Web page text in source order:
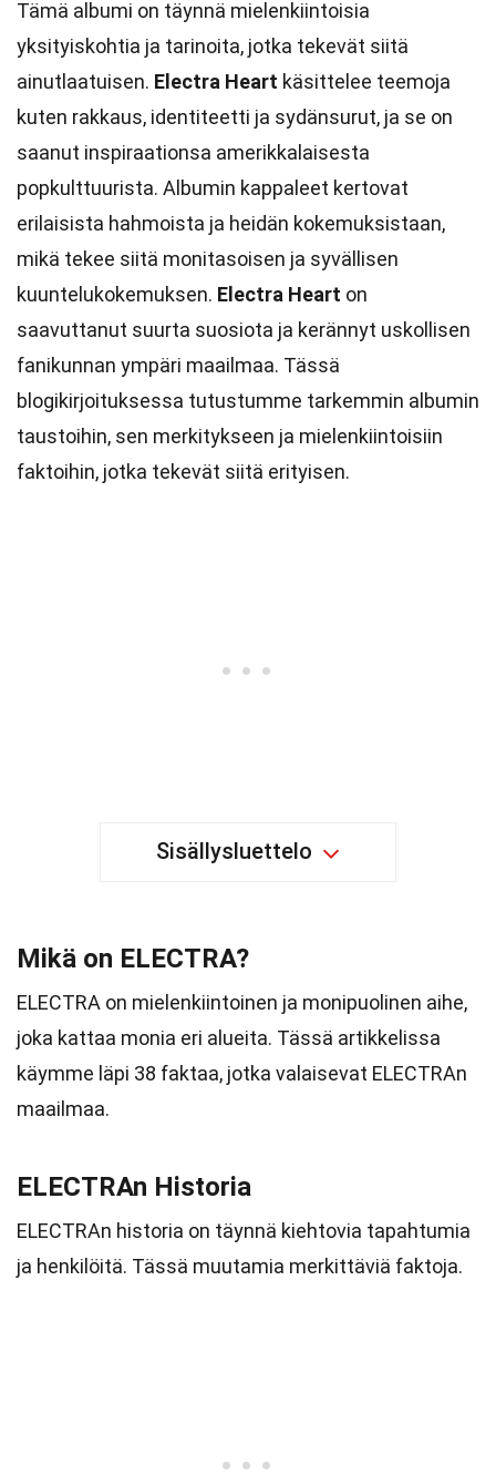
Tämä albumi on täynnä mielenkiintoisia
yksityiskohtia ja tarinoita, jotka tekevät siitä
ainutlaatuisen. Electra Heart käsittelee teemoja
kuten rakkaus, identiteetti ja sydänsurut, ja se on
saanut inspiraationsa amerikkalaisesta
popkulttuurista. Albumin kappaleet kertovat
erilaisista hahmoista ja heidän kokemuksistaan,
mikä tekee siitä monitasoisen ja syvällisen
kuuntelukokemuksen. Electra Heart on
saavuttanut suurta suosiota ja kerännyt uskollisen
fanikunnan ympäri maailmaa. Tässä
blogikirjoituksessa tutustumme tarkemmin albumin
taustoihin, sen merkitykseen ja mielenkiintoisiin
faktoihin, jotka tekevät siitä erityisen.
Sisällysluettelo
Mikä on ELECTRA?
ELECTRA on mielenkiintoinen ja monipuolinen aihe,
joka kattaa monia eri alueita. Tässä artikkelissa
käymme läpi 38 faktaa, jotka valaisevat ELECTRAn
maailmaa.
ELECTRAn Historia
ELECTRAn historia on täynnä kiehtovia tapahtumia
ja henkilöitä. Tässä muutamia merkittäviä faktoja.